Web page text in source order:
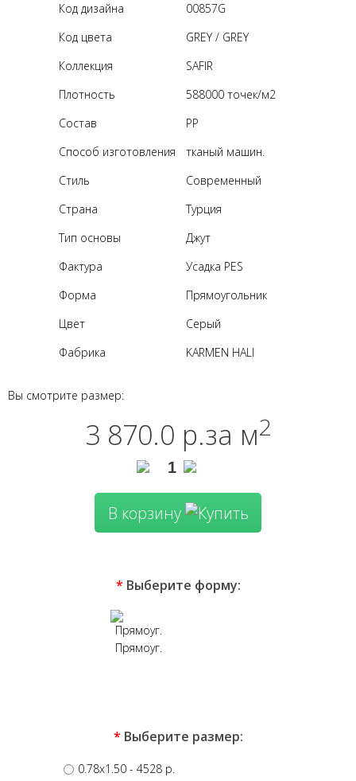
Код дизайна
00857G
Код цвета
GREY / GREY
Коллекция
SAFIR
Плотность
588000 точек/м2
Состав
PP
Способ изготовления
тканый машин.
Стиль
Современный
Страна
Турция
Тип основы
Джут
Фактура
Усадка PES
Форма
Прямоугольник
Цвет
Серый
Фабрика
KARMEN HALI
Вы смотрите размер:
3 870.0 р.за м2
В корзину
* Выберите форму:
Прямоуг.
* Выберите размер:
0.78x1.50 - 4528 p.